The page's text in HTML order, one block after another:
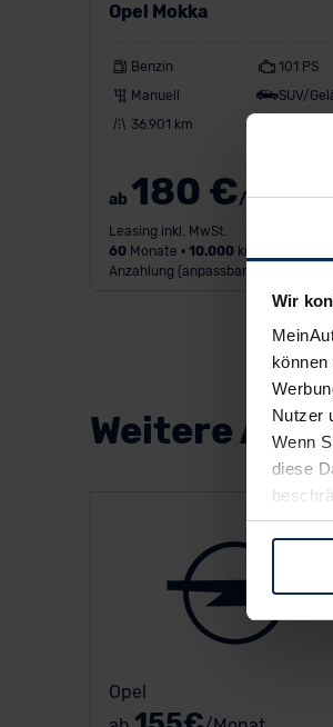
Wir
Nutzer
Wenn
diese
Sie
nicht,
Abs.
Opel Mokka
Benzin
101 PS
Manuell
SUV/
36.901 km
ab 180 €/Monat
Leasing inkl. MwSt.
60Monate • 10.000km/Jahr •
Anzahlung (anpassbar)
Weitere
Opel